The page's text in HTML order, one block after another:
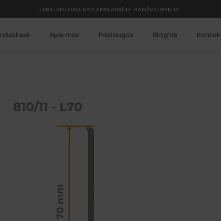
LABAI MALONU, KAD APSILANKĖTE. PASIŽVALGYKITE
Apie mus Paslaugos Blog’as